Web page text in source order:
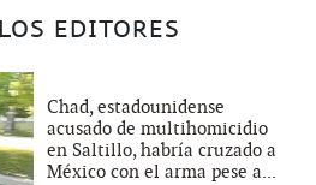
EDITORES
Chad, estadounidense
acusado de multihomicidio
en Saltillo, habría cruzado a
México con el arma pese a...